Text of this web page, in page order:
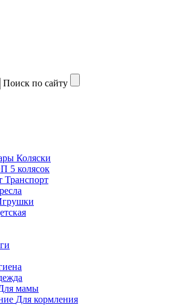
Поиск по сайту
Коляски
5 колясок
Транспорт
мамы
Для кормления